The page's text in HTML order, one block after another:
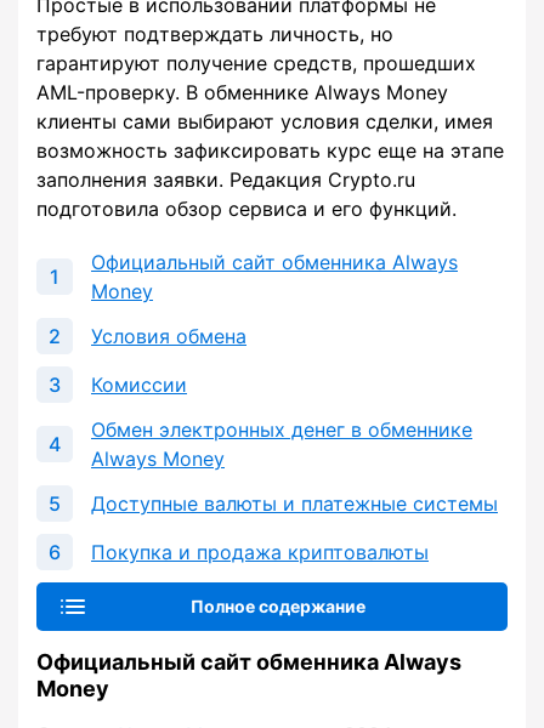
требуют подтверждать личность, но
гарантируют получение средств, прошедших
AML-проверку. В обменнике Always Money
клиенты сами выбирают условия сделки, имея
возможность зафиксировать курс еще на этапе
заполнения заявки. Редакция Crypto.ru
подготовила обзор сервиса и его функций.
Официальный сайт обменника Always
Money
Условия обмена
Комиссии
Обмен электронных денег в обменнике
Always Money
Доступные валюты и платежные системы
Покупка и продажа криптовалюты
Полное содержание
Официальный сайт обменника Always
Money